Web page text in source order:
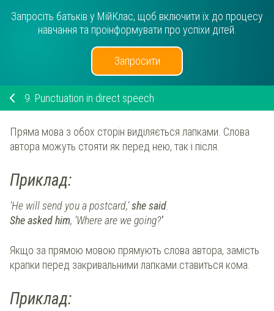
Запросіть батьків у МійКлас, щоб включити їх до процесу
навчання та проінформувати про успіхи дітей.
Запросити
9. Punctuation in direct speech
Пряма мова з обох сторін виділяється лапками. Слова
автора можуть стояти як перед нею, так і після.
Приклад:
‘He will send you a postcard,’she said
She asked him, ‘Where are we going?’
Якщо за прямою мовою прямують слова автора, замість
крапки перед закривальними лапками ставиться кома.
Приклад: